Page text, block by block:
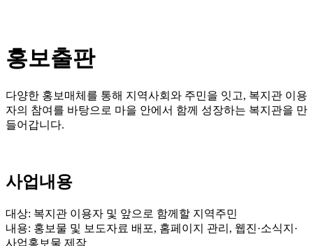
홍보출판
다양한 홍보매체를 통해 지역사회와 주민을 잇고, 복지관 이용
자의 참여를 바탕으로 마을 안에서 함께 성장하는 복지관을 만
들어갑니다.
사업내용
대상: 복지관 이용자 및 앞으로 함께할 지역주민
내용: 홍보물 및 보도자료 배포, 홈페이지 관리, 웹진·소식지·
사업홍보물 제작